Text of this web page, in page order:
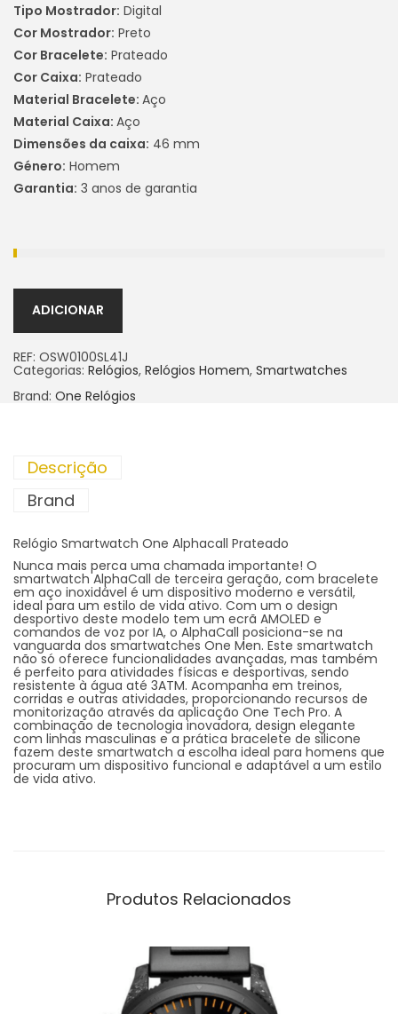
Tipo Mostrador: Digital
Cor Mostrador: Preto
Cor Bracelete: Prateado
Cor Caixa: Prateado
Material Bracelete: Aço
Material Caixa: Aço
Dimensões da caixa: 46 mm
Género: Homem
Garantia: 3 anos de garantia
ADICIONAR
REF: OSW0100SL41J
Categorias: Relógios, Relógios Homem, Smartwatches
Brand: One Relógios
Descrição
Brand
Relógio Smartwatch One Alphacall Prateado
Nunca mais perca uma chamada importante! O
smartwatch AlphaCall de terceira geração, com bracelete
em aço inoxidável é um dispositivo moderno e versátil,
ideal para um estilo de vida ativo. Com um o design
desportivo deste modelo tem um ecrã AMOLED e
comandos de voz por IA, o AlphaCall posiciona-se na
vanguarda dos smartwatches One Men. Este smartwatch
não só oferece funcionalidades avançadas, mas também
é perfeito para atividades físicas e desportivas, sendo
resistente à água até 3ATM. Acompanha em treinos,
corridas e outras atividades, proporcionando recursos de
monitorização através da aplicação One Tech Pro. A
combinação de tecnologia inovadora, design elegante
com linhas masculinas e a prática bracelete de silicone
fazem deste smartwatch a escolha ideal para homens que
procuram um dispositivo funcional e adaptável a um estilo
de vida ativo.
Produtos Relacionados